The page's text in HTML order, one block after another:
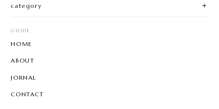
category
GUIDE
HOME
ABOUT
JORNAL
CONTACT